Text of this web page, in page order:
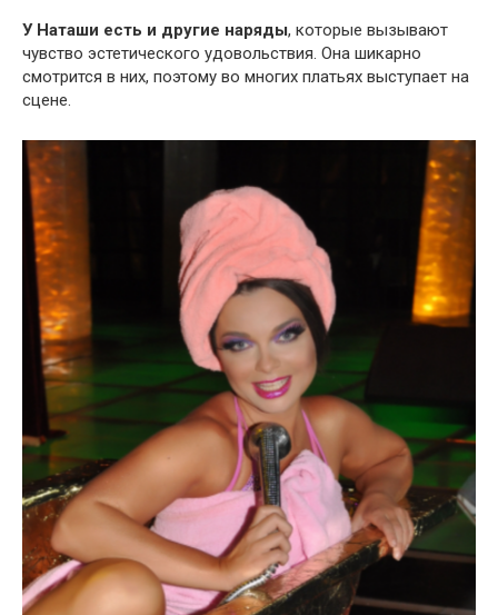
У Наташи есть и другие наряды, которые вызывают
чувство эстетического удовольствия. Она шикарно
смотрится в них, поэтому во многих платьях выступает на
сцене.